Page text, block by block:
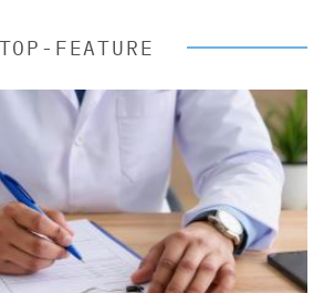
TOP-FEATURE